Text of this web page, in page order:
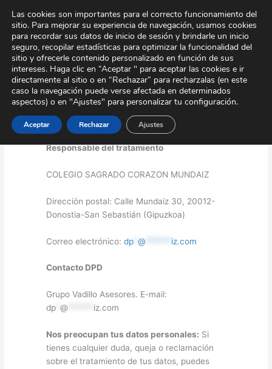
contenido
Tour Virtual Área Privada Contacto
Política Privacidad
Responsable del tratamiento
COLEGIO SAGRADO CORAZON MUNDAIZ
Dirección postal: Calle Mundaiz 30, 20012-
Donostia-San Sebastián (Gipuzkoa)
Correo electrónico: dp* @ iz.com
Contacto DPD
Grupo Vadillo Asesores. E-mail:
dp* @ iz.com
Nos preocupan tus datos personales: Si
tienes cualquier duda, queja o reclamación
sobre el tratamiento de tus datos, puedes
Las cookies son importantes para el correcto funcionamiento del
sitio. Para mejorar su experiencia de navegación, usamos cookies
para recordar sus datos de inicio de sesión y brindarle un inicio
seguro, recopilar estadísticas para optimizar la funcionalidad del
sitio y ofrecerle contenido personalizado en función de sus
intereses. Haga clic en “Aceptar " para aceptar las cookies e ir
directamente al sitio o en “Rechazar” para recharzalas (en este
caso la navegación puede verse afectada en determinados
aspectos) o en "Ajustes" para personalizar tu configuración.
Aceptar Rechazar Ajustes